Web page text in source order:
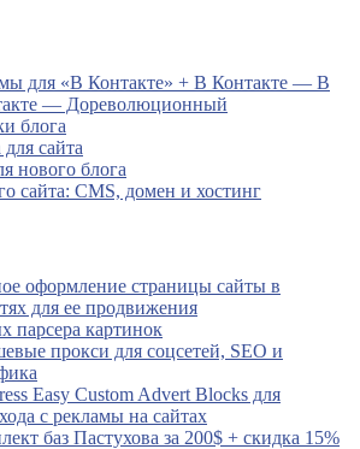
для «В Контакте» + В Контакте — В
— Дореволюционный
блога
сайта
нового блога
сайта: CMS, домен и хостинг
оформление страницы сайты в
для ее продвижения
парсера картинок
прокси для соцсетей, SEO и
Easy Custom Advert Blocks для
с рекламы на сайтах
баз Пастухова за 200$ + скидка 15%